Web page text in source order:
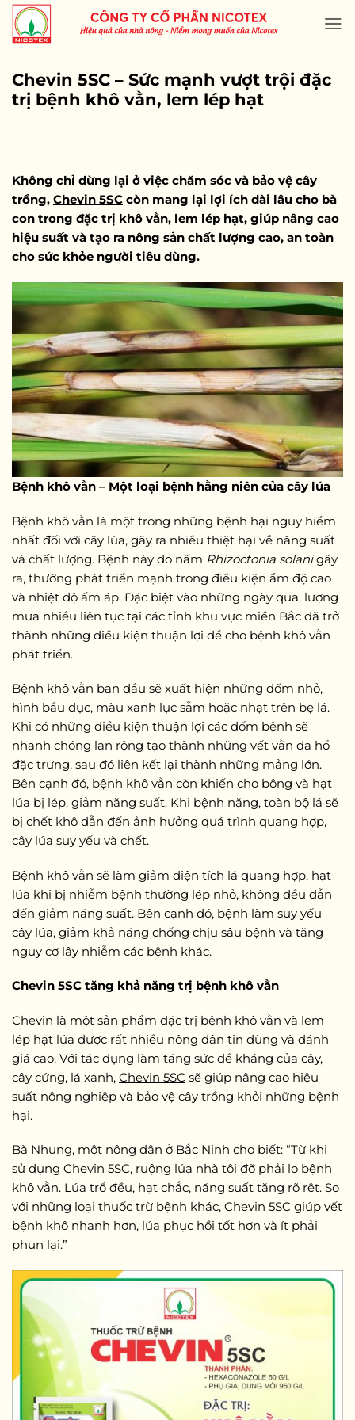
Skip
content
Chevin 5SC – Sức mạnh vượt trội đặc
trị bệnh khô vằn, lem lép hạt
Không chỉ dừng lại ở việc chăm sóc và bảo vệ cây
trồng, Chevin 5SC còn mang lại lợi ích dài lâu cho bà
con trong đặc trị khô vằn, lem lép hạt, giúp nâng cao
hiệu suất và tạo ra nông sản chất lượng cao, an toàn
cho sức khỏe người tiêu dùng.
Bệnh khô vằn – Một loại bệnh hằng niên của cây lúa
Bệnh khô vằn là một trong những bệnh hại nguy hiểm
nhất đối với cây lúa, gây ra nhiều thiệt hại về năng suất
và chất lượng. Bệnh này do nấm Rhizoctonia solanigây
ra, thường phát triển mạnh trong điều kiện ẩm độ cao
và nhiệt độ ấm áp. Đặc biệt vào những ngày qua, lượng
mưa nhiều liên tục tại các tỉnh khu vực miền Bắc đã trở
thành những điều kiện thuận lợi để cho bệnh khô vằn
phát triển.
Bệnh khô vằn ban đầu sẽ xuất hiện những đốm nhỏ,
hình bầu dục, màu xanh lục sẫm hoặc nhạt trên bẹ lá.
Khi có những điều kiện thuận lợi các đốm bệnh sẽ
nhanh chóng lan rộng tạo thành những vết vằn da hổ
đặc trưng, sau đó liên kết lại thành những mảng lớn.
Bên cạnh đó, bệnh khô vằn còn khiến cho bông và hạt
lúa bị lép, giảm năng suất. Khi bệnh nặng, toàn bộ lá sẽ
bị chết khô dẫn đến ảnh hưởng quá trình quang hợp,
cây lúa suy yếu và chết.
Bệnh khô vằn sẽ làm giảm diện tích lá quang hợp, hạt
lúa khi bị nhiễm bệnh thường lép nhỏ, không đều dẫn
đến giảm năng suất. Bên cạnh đó, bệnh làm suy yếu
cây lúa, giảm khả năng chống chịu sâu bệnh và tăng
nguy cơ lây nhiễm các bệnh khác.
Chevin 5SC tăng khả năng trị bệnh khô vằn
Chevin là một sản phẩm đặc trị bệnh khô vằn và lem
lép hạt lúa được rất nhiều nông dân tin dùng và đánh
giá cao. Với tác dụng làm tăng sức đề kháng của cây,
cây cứng, lá xanh, Chevin 5SC sẽ giúp nâng cao hiệu
suất nông nghiệp và bảo vệ cây trồng khỏi những bệnh
hại.
Bà Nhung, một nông dân ở Bắc Ninh cho biết: “Từ khi
sử dụng Chevin 5SC, ruộng lúa nhà tôi đỡ phải lo bệnh
khô vằn. Lúa trổ đều, hạt chắc, năng suất tăng rõ rệt. So
với những loại thuốc trừ bệnh khác, Chevin 5SC giúp vết
bệnh khô nhanh hơn, lúa phục hồi tốt hơn và ít phải
phun lại.”